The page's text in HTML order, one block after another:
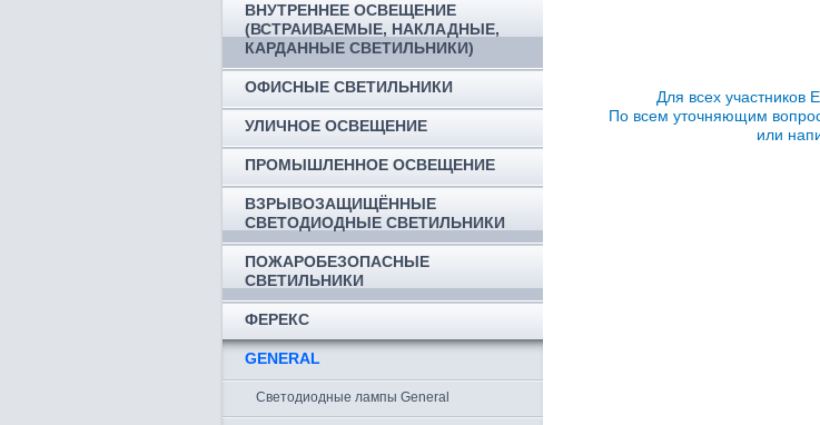
ВНУТРЕННЕЕ ОСВЕЩЕНИЕ
(ВСТРАИВАЕМЫЕ, НАКЛАДНЫЕ,
КАРДАННЫЕ СВЕТИЛЬНИКИ)
ОФИСНЫЕ СВЕТИЛЬНИКИ
УЛИЧНОЕ ОСВЕЩЕНИЕ
ПРОМЫШЛЕННОЕ ОСВЕЩЕНИЕ
ВЗРЫВОЗАЩИЩЁННЫЕ
СВЕТОДИОДНЫЕ СВЕТИЛЬНИКИ
ПОЖАРОБЕЗОПАСНЫЕ
СВЕТИЛЬНИКИ
ФЕРЕКС
GENERAL
Светодиодные лампы General
Для всех участников
По всем уточняющим
или